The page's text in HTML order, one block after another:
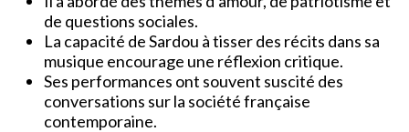
de questions sociales.
La capacité de Sardou à tisser des récits dans sa
musique encourage une réflexion critique.
Ses performances ont souvent suscité des
conversations sur la société française
contemporaine.